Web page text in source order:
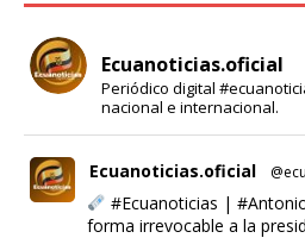
Ecuanoticias.oficial
Periódico digital
nacional e internacional.
Ecuanoticias.oficial
#Ecuanoticias |
forma irrevocable a la